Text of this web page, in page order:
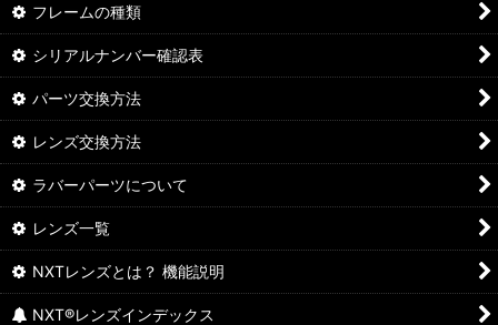
フレームの種類
シリアルナンバー確認表
パーツ交換方法
レンズ交換方法
ラバーパーツについて
レンズ一覧
NXTレンズとは？ 機能説明
NXT®レンズインデックス